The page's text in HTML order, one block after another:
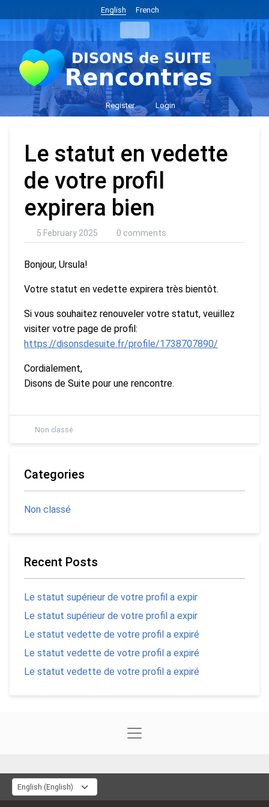
English French
Register Login
Le statut en vedette
de votre profil
expirera bien
5 February 2025 0 comments
Bonjour, Ursula!
Votre statut en vedette expirera très bientôt.
Si vous souhaitez renouveler votre statut, veuillez
visiter votre page de profil:
https://disonsdesuite.fr/profile/1738707890/
Cordialement,
Disons de Suite pour une rencontre.
Non classé
Categories
Non classé
Recent Posts
Le statut supérieur de votre profil a expir
Le statut supérieur de votre profil a expir
Le statut vedette de votre profil a expiré
Le statut vedette de votre profil a expiré
Le statut vedette de votre profil a expiré